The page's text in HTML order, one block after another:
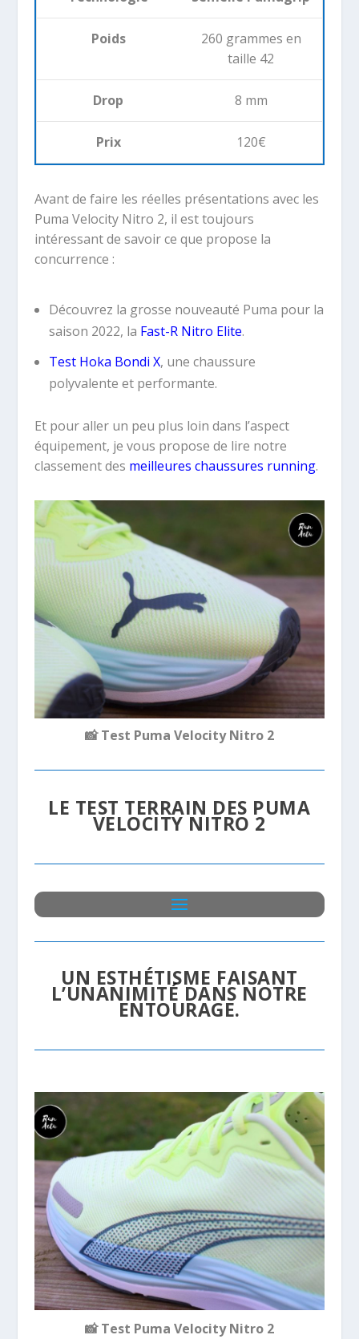
Poids
260 grammes en
taille 42
Drop 8 mm
Prix 120€
Avant de faire les réelles présentations avec les
Puma Velocity Nitro 2, il est toujours
intéressant de savoir ce que propose la
concurrence :
Découvrez la grosse nouveauté Puma pour la
saison 2022, la Fast-R Nitro Elite.
Test Hoka Bondi X, une chaussure
polyvalente et performante.
Et pour aller un peu plus loin dans l’aspect
équipement, je vous propose de lire notre
classement des meilleures chaussures running.
📸Test Puma Velocity Nitro 2
LE TEST TERRAIN DES PUMA
VELOCITY NITRO 2
UN ESTHÉTISME FAISANT
L’UNANIMITÉ DANS NOTRE
ENTOURAGE.
📸Test Puma Velocity Nitro 2